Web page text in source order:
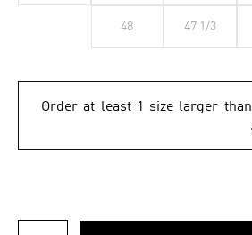
47 1/3
48
Order at least 1 size larger than